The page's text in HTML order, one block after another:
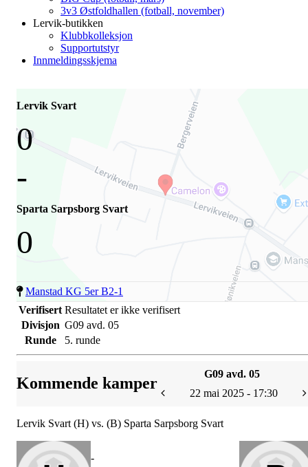
3v3 Østfoldhallen (fotball, november)
Lervik-butikken
Klubbkolleksjon
Supportutstyr
Innmeldingsskjema
Lervik Svart
0
-
Sparta Sarpsborg Svart
0
Manstad KG 5er B2-1
Verifisert Resultatet er ikke verifisert
Divisjon G09 avd. 05
Runde
5. runde
Kommende kamper
G09 avd. 05
22 mai 2025 - 17:30
Lervik Svart (H) vs. (B) Sparta Sarpsborg Svart
-